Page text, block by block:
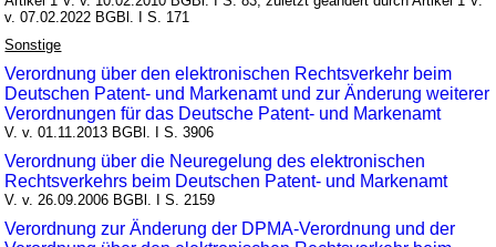
v. 07.02.2022 BGBl. I S. 171
Sonstige
Verordnung über den elektronischen Rechtsverkehr beim
Deutschen Patent- und Markenamt und zur Änderung weiterer
Verordnungen für das Deutsche Patent- und Markenamt
V. v. 01.11.2013 BGBl. I S. 3906
Verordnung über die Neuregelung des elektronischen
Rechtsverkehrs beim Deutschen Patent- und Markenamt
V. v. 26.09.2006 BGBl. I S. 2159
Verordnung zur Änderung der DPMA-Verordnung und der